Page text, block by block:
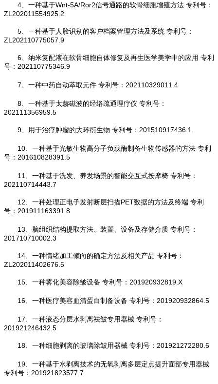
4、一种基于Wnt-5A/Ror2信号通路的软骨细胞增殖方法 专利号：
ZL202011554925.2
5、一种基于人脸识别的客户档案管理方法及系统 专利号：
ZL202110775057.9
6、纳米复配液在软骨细胞自体修复及再生医学美学中的应用 专利
号：202110775346.9
7、一种中药自动萃取元件 专利号：202110329011.4
8、一种基于太赫磁波的经络疏通理疗仪 专利号：
202111356959.5
9、用于治疗肿瘤的大环衍生物 专利号：201510917436.1
10、一种基于光敏生物高分子负载酶制备生物传感器的方法 专利
号：201610828391.5
11、一种基于洗发、养发场景的智能交互式按摩椅 专利号：
202110714443.7
12、一种处理正电子发射断层扫描PET数据的方法及终端 专利
号：201911163391.8
13、脑组织结构提取方法、装置、设备及存储介质 专利号：
201710710002.3
14、一种情绪加工倾向的确定方法及相关产品 专利号：
ZL202011402676.5
15、一种雾化美容除皱设备 专利号：201920932819.X
16、一种医疗美容血清蛋白制备设备 专利号：201920932864.5
17、一种液态分层水剥离祛皱专用器械 专利号：
201921246432.5
18、一种细胞剥离的玻璃除皱用器械 专利号：201921272280.6
19、一种基于水剥离技术的无氧剥离多层定点提升面部专用器械
专利号：201921823577.7